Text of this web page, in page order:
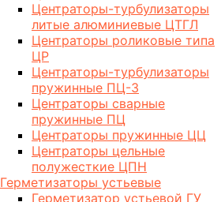
Центраторы-турбулизаторы
литые алюминиевые ЦТГЛ
Центраторы роликовые типа
ЦР
Центраторы-турбулизаторы
пружинные ПЦ-3
Центраторы сварные
пружинные ПЦ
Центраторы пружинные ЦЦ
Центраторы цельные
полужесткие ЦПН
Герметизаторы устьевые
Герметизатор устьевой ГУ